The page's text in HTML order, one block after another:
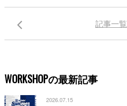
記事一覧
WORKSHOPの最新記事
2026.07.15